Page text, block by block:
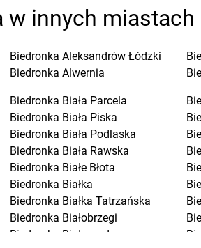
w innych miastach
Biedronka Aleksandrów Łódzki
Biedronka Alwernia
Biedronka Biała Parcela
Biedronka Biała Piska
Biedronka Biała Podlaska
Biedronka Biała Rawska
Biedronka Białe Błota
Biedronka Białka
Biedronka Białka Tatrzańska
Biedronka Białobrzegi
Biedronka
Białogard